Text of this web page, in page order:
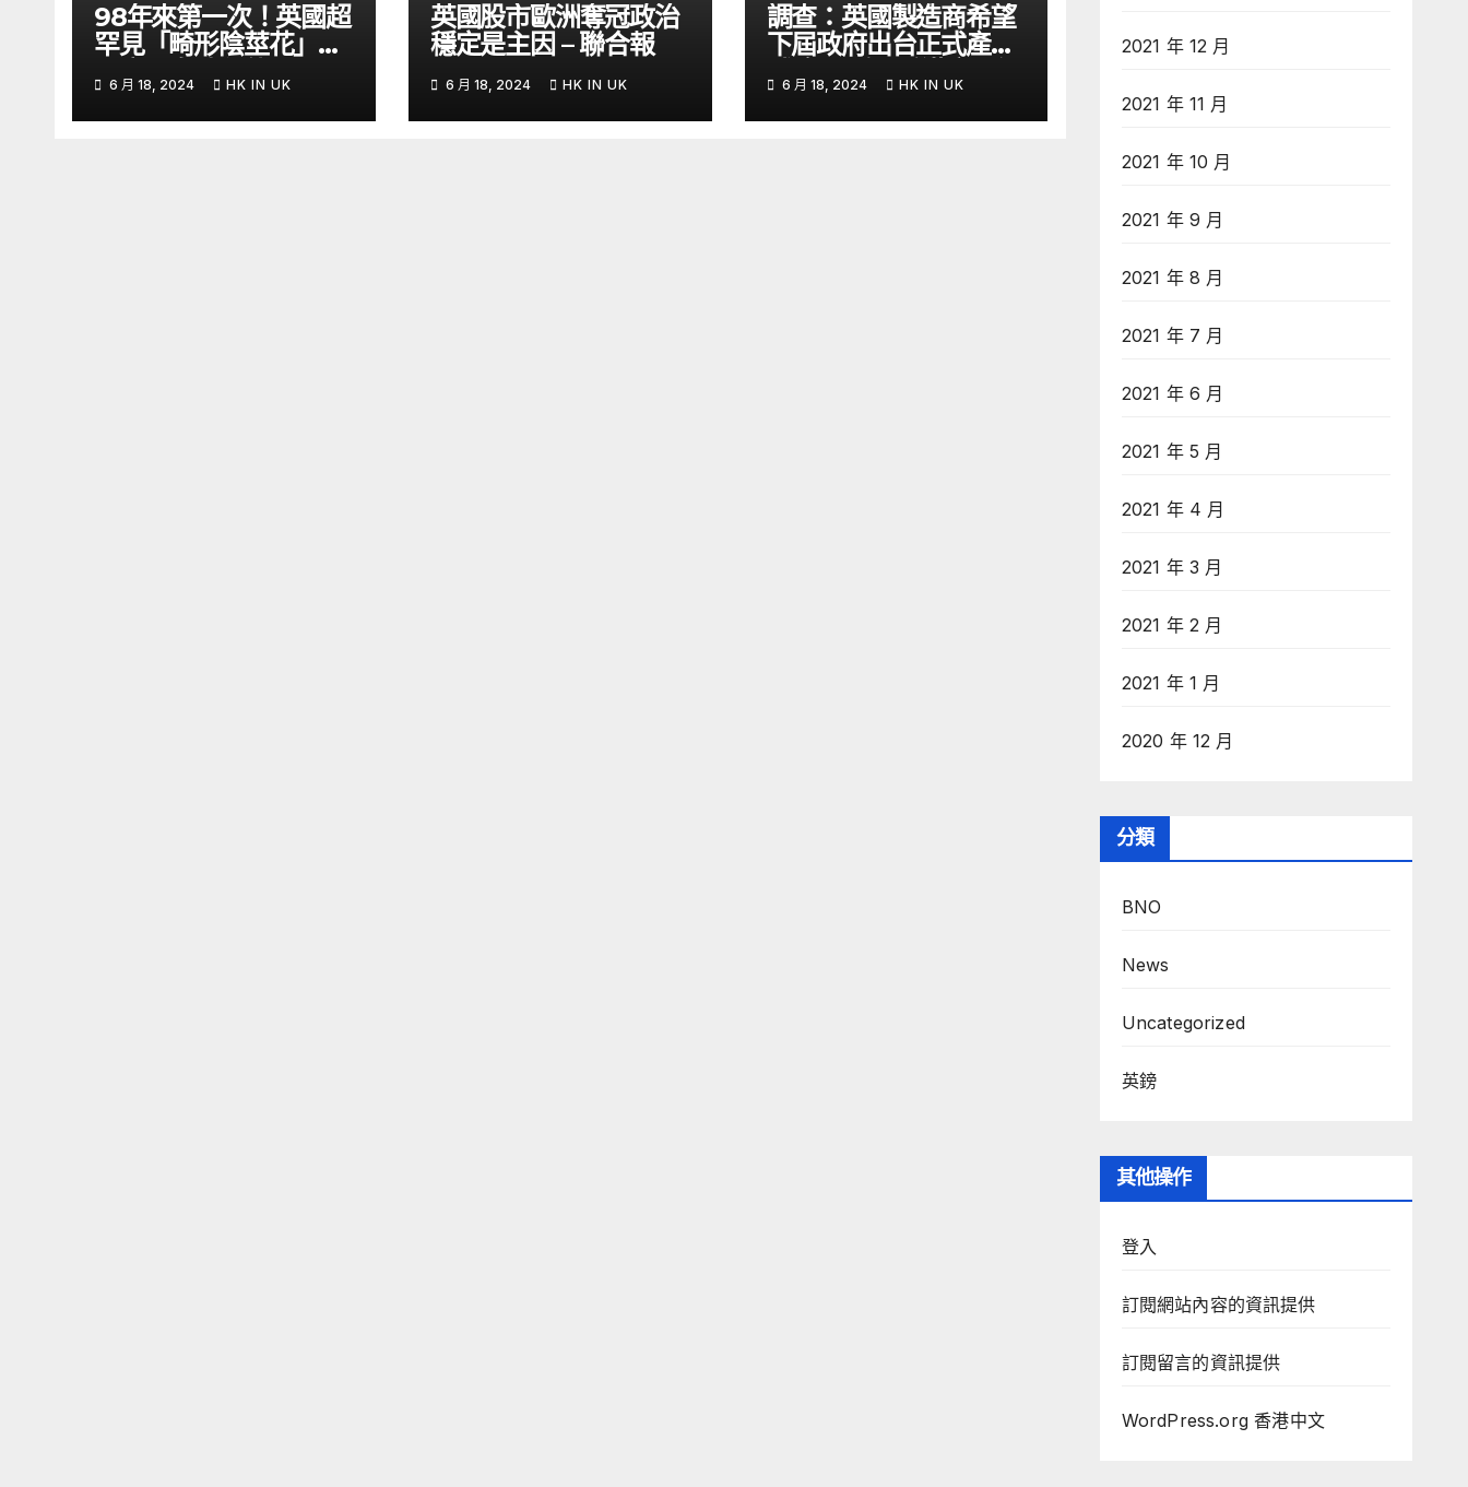
98年來第一次！英國超
罕見「畸形陰莖花」開
了腐屍臭味狂傳 –
ETtoday
6 月 18, 2024 HK IN UK
英國股市歐洲奪冠政治
穩定是主因 – 聯合報
6 月 18, 2024 HK IN UK
調查：英國製造商希望
下屆政府出台正式產業
戰略- 國際- 香港文匯網
– 文匯報
6 月 18, 2024 HK IN UK
2021 年 12 月
2021 年 11 月
2021 年 10 月
2021 年 9 月
2021 年 8 月
2021 年 7 月
2021 年 6 月
2021 年 5 月
2021 年 4 月
2021 年 3 月
2021 年 2 月
2021 年 1 月
2020 年 12 月
分類
BNO
News
Uncategorized
英鎊
其他操作
登入
訂閱網站內容的資訊提供
訂閱留言的資訊提供
WordPress.org 香港中文